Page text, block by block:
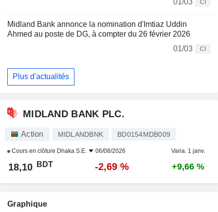
CI
Midland Bank annonce la nomination d'Imtiaz Uddin
Ahmed au poste de DG, à compter du 26 février 2026
01/03
CI
Plus d'actualités
MIDLAND BANK PLC.
Action MIDLANDBNK BD0154MDB009
Cours en clôture Dhaka S.E. 06/08/2026 Varia. 1 janv.
18,10 BDT -2,69 % +9,66 %
Graphique